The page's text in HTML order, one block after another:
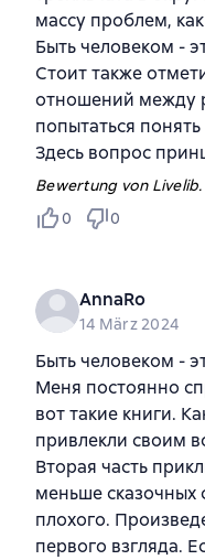
массу проблем,
Быть человеком -
Стоит также
отношений между
попытаться
Здесь вопрос
Bewertung von Livelib.
0
0
AnnaRo
14 März 2024
Быть человеком -
Меня постоянно
вот такие книги.
привлекли своим
Вторая часть
меньше сказочных
плохого.
первого взгляда.